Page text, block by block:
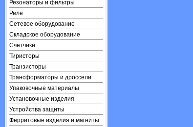
Резонаторы и фильтры
Реле
Сетевое оборудование
Складское оборудование
Счетчики
Тиристоры
Транзисторы
Трансформаторы и дроссели
Упаковочные материалы
Установочные изделия
Устройства защиты
Ферритовые изделия и магниты